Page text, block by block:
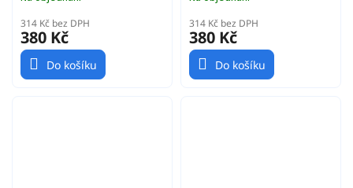
314 Kč bez DPH
380 Kč
Do košíku
314 Kč bez DPH
380 Kč
Do košíku